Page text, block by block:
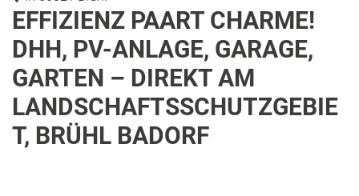
EFFIZIENZ PAART CHARME!
DHH, PV-ANLAGE, GARAGE,
GARTEN – DIREKT AM
LANDSCHAFTSSCHUTZGEBIE
T, BRÜHL BADORF